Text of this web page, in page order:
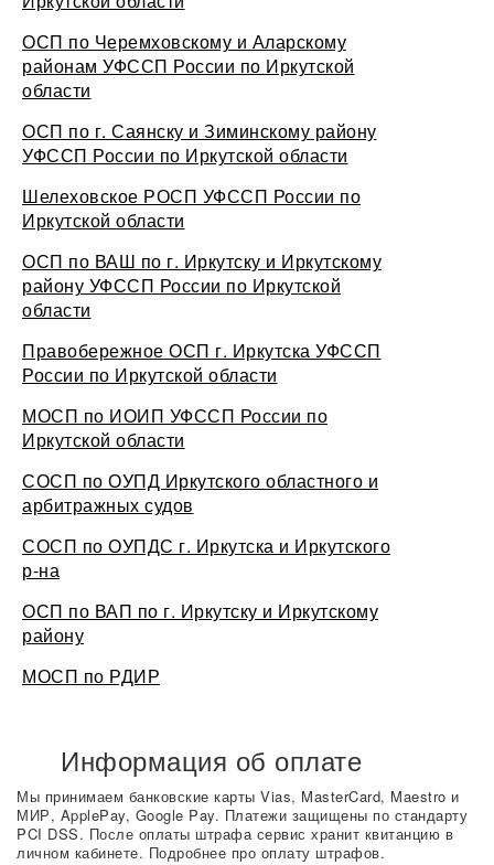
ОСП по Черемховскому и Аларскому
районам УФССП России по Иркутской
области
ОСП по г. Саянску и Зиминскому району
УФССП России по Иркутской области
Шелеховское РОСП УФССП России по
Иркутской области
ОСП по ВАШ по г. Иркутску и Иркутскому
району УФССП России по Иркутской
области
Правобережное ОСП г. Иркутска УФССП
России по Иркутской области
МОСП по ИОИП УФССП России по
Иркутской области
СОСП по ОУПД Иркутского областного и
арбитражных судов
СОСП по ОУПДС г. Иркутска и Иркутского
р-на
ОСП по ВАП по г. Иркутску и Иркутскому
району
МОСП по РДИР
Информация об оплате
Мы принимаем банковские карты Vias, MasterCard, Maestro и
МИР, ApplePay, Google Pay. Платежи защищены по стандарту
PCI DSS. После оплаты штрафа сервис хранит квитанцию в
личном кабинете. Подробнее про оплату штрафов.